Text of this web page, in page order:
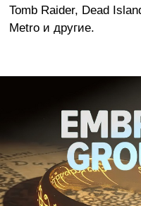
Tomb Raider, Dead
Metro и другие.